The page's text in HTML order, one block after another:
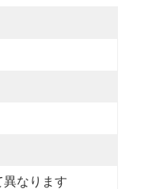
なります